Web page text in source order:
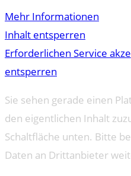
Mehr Informationen
Inhalt entsperren
Erforderlichen Service
entsperren
Sie sehen gerade einen
den eigentlichen Inhalt
Schaltfläche unten. Bitte
Daten an Drittanbieter